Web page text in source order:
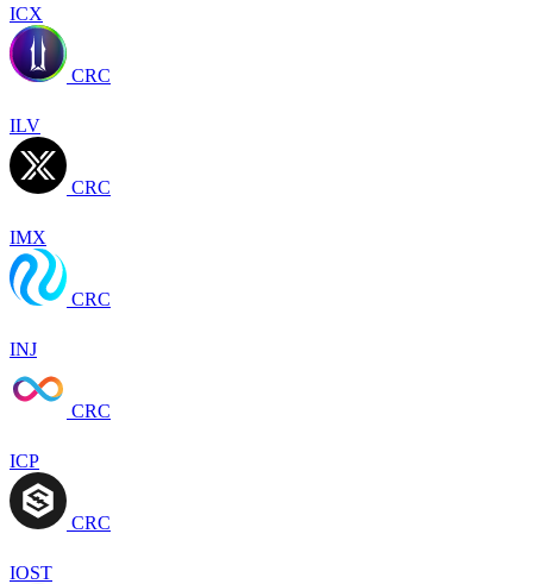
ICX
CRC
ILV
CRC
IMX
CRC
INJ
CRC
ICP
CRC
IOST